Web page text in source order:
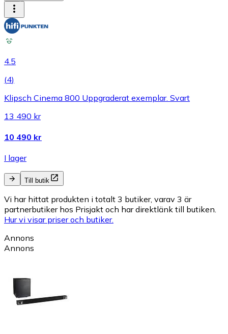
4.5
(4)
Klipsch Cinema 800 Uppgraderat exemplar. Svart
13 490 kr
10 490 kr
I lager
Till butik
Vi har hittat produkten i totalt 3 butiker, varav 3 är
partnerbutiker hos Prisjakt och har direktlänk till butiken.
Hur vi visar priser och butiker.
Annons
Annons